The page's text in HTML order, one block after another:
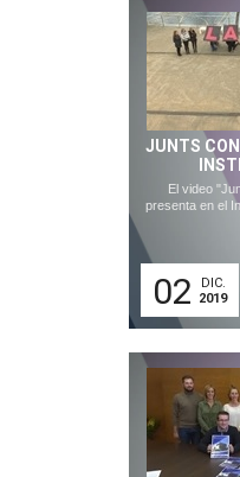
JUNTS
El video
presenta en el
02
DIC.
2019